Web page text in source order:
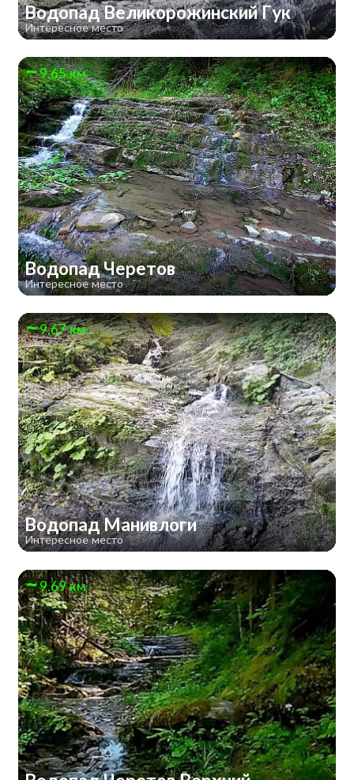
Водопад Великорожинский Гук
Интересное место
9.65 км
Водопад Черетов
Интересное место
9.67 км
Водопад Манивлоги
Интересное место
9.69 км